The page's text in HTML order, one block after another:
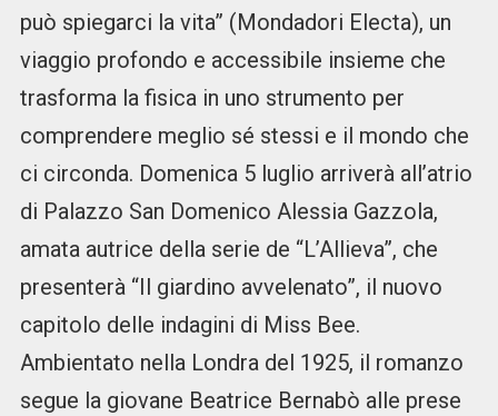
può spiegarci la vita” (Mondadori Electa), un
viaggio profondo e accessibile insieme che
trasforma la fisica in uno strumento per
comprendere meglio sé stessi e il mondo che
ci circonda. Domenica 5 luglio arriverà all’atrio
di Palazzo San Domenico Alessia Gazzola,
amata autrice della serie de “L’Allieva”, che
presenterà “Il giardino avvelenato”, il nuovo
capitolo delle indagini di Miss Bee.
Ambientato nella Londra del 1925, il romanzo
segue la giovane Beatrice Bernabò alle prese